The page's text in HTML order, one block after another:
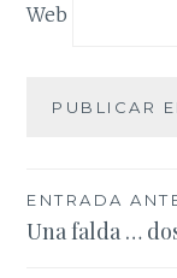
Web
de
ENTRADA
Una falda …